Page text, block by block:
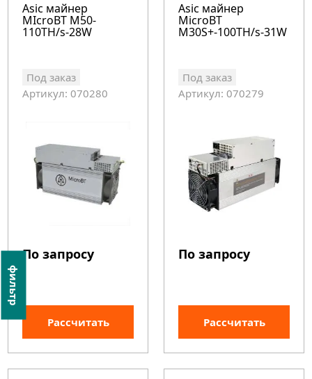
фильтр
Asic майнер
MIcroBT M50-
110TH/s-28W
Под заказ
Артикул: 070280
По запросу
Рассчитать
Asic майнер
MicroBT
M30S+-100TH/s-31W
Под заказ
Артикул: 070279
По запросу
Рассчитать